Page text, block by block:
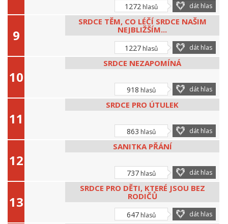
1272 hlasů dát hlas
SRDCE TĚM, CO LÉČÍ SRDCE NAŠIM
NEJBLIŽŠÍM...
1227 hlasů dát hlas
SRDCE NEZAPOMÍNÁ
918 hlasů dát hlas
SRDCE PRO ÚTULEK
863 hlasů dát hlas
SANITKA PŘÁNÍ
737 hlasů dát hlas
SRDCE PRO DĚTI, KTERÉ JSOU BEZ
RODIČŮ
647 hlasů dát hlas